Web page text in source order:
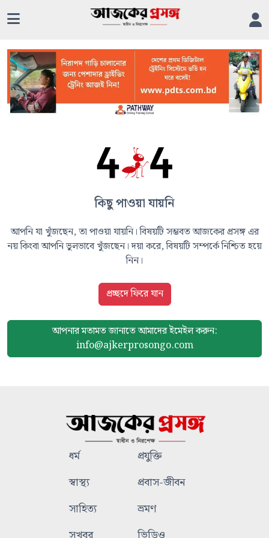
কিছু পাওয়া যায়নি
আপনি যা খুঁজছেন, তা পাওয়া যায়নি। বিষয়টি সম্ভবত আজকের প্রসঙ্গ এর
নয় কিংবা আপনি ভুলভাবে খুঁজছেন। দয়া করে, বিষয়টি সম্পর্কে নিশ্চিত হয়ে
নিন।
প্রচ্ছদে ফিরে যান
আপনার মতামত জানাতে আমাদেরইমেইল করুন:
info@ajkerprosongo.com
ধর্ম
প্রযুক্তি
স্বাস্থ্য
প্রবাস-জীবন
সাহিত্য
ভ্রমণ